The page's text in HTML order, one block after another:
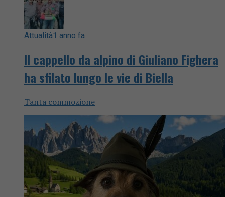
Attualità1 anno fa
Il cappello da alpino di Giuliano Fighera
ha sfilato lungo le vie di Biella
Tanta commozione